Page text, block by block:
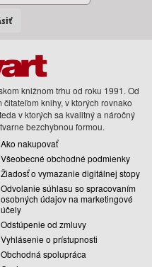
knižnom trhu od roku 1991. Od
knihy, v ktorých rovnako
v ktorých sa kvalitný a náročný
bezchybnou formou.
Ako nakupovať
Všeobecné obchodné podmienky
Žiadosť o vymazanie digitálnej stopy
Odvolanie súhlasu so spracovaním
osobných údajov na marketingové
účely
Odstúpenie od zmluvy
Vyhlásenie o prístupnosti
Obchodná spolupráca